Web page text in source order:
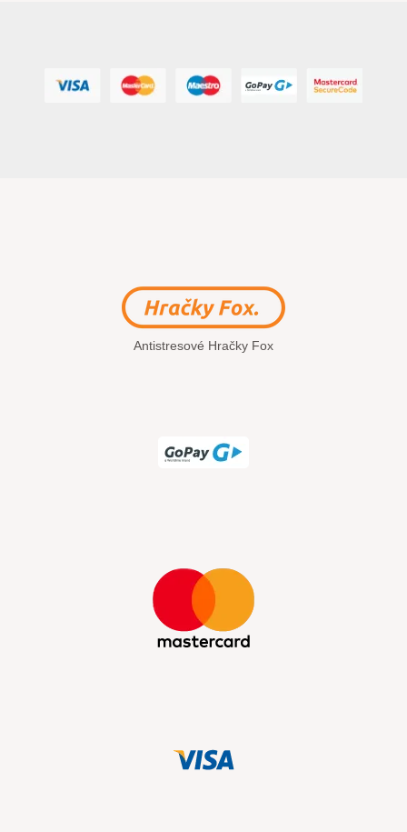
Antistresové Hračky Fox